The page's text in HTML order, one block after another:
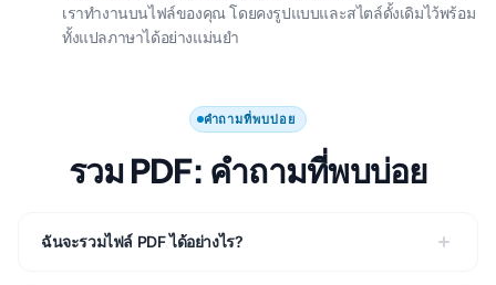
เราทํางานบนไฟล์ของคุณ โดยคงรูปแบบและสไตล์ดั้งเดิมไว้พร้อม
ทั้งแปลภาษาได้อย่างแม่นยํา
คำถามที่พบบ่อย
รวม PDF: คําถามที่พบบ่อย
ฉันจะรวมไฟล์ PDF ได้อย่างไร?